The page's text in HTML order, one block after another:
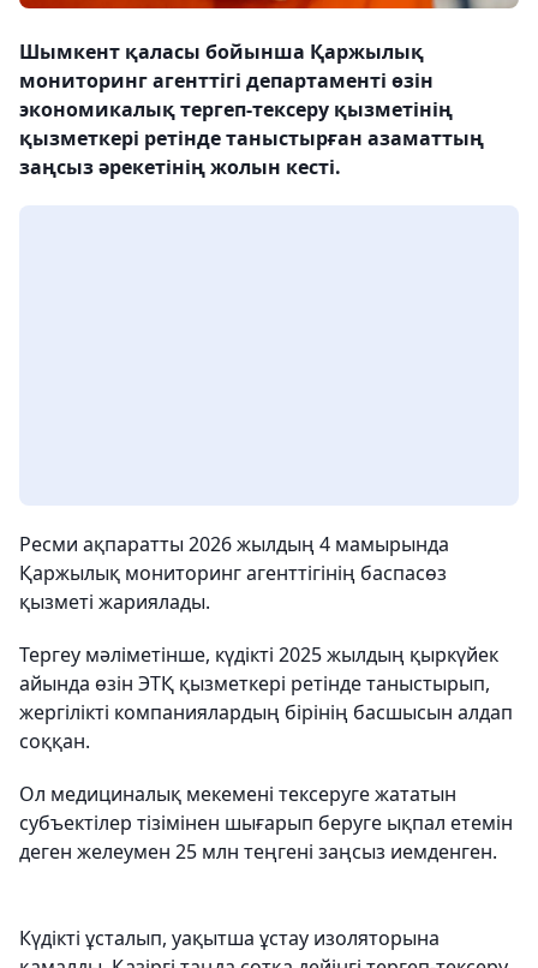
Шымкент қаласы бойынша Қаржылық
мониторинг агенттігі департаменті өзін
экономикалық тергеп-тексеру қызметінің
қызметкері ретінде таныстырған азаматтың
заңсыз әрекетінің жолын кесті.
Ресми ақпаратты 2026 жылдың 4 мамырында
Қаржылық мониторинг агенттігінің баспасөз
қызметі жариялады.
Тергеу мәліметінше, күдікті 2025 жылдың қыркүйек
айында өзін ЭТҚ қызметкері ретінде таныстырып,
жергілікті компаниялардың бірінің басшысын алдап
соққан.
Ол медициналық мекемені тексеруге жататын
субъектілер тізімінен шығарып беруге ықпал етемін
деген желеумен 25 млн теңгені заңсыз иемденген.
Күдікті ұсталып, уақытша ұстау изоляторына